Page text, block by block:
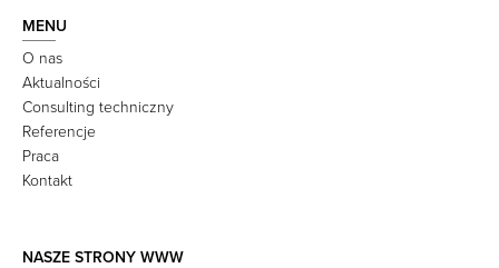
MENU
O nas
Aktualności
Consulting techniczny
Referencje
Praca
Kontakt
NASZE STRONY WWW